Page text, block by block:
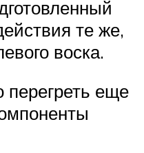
те же,
воска.
перегреть еще